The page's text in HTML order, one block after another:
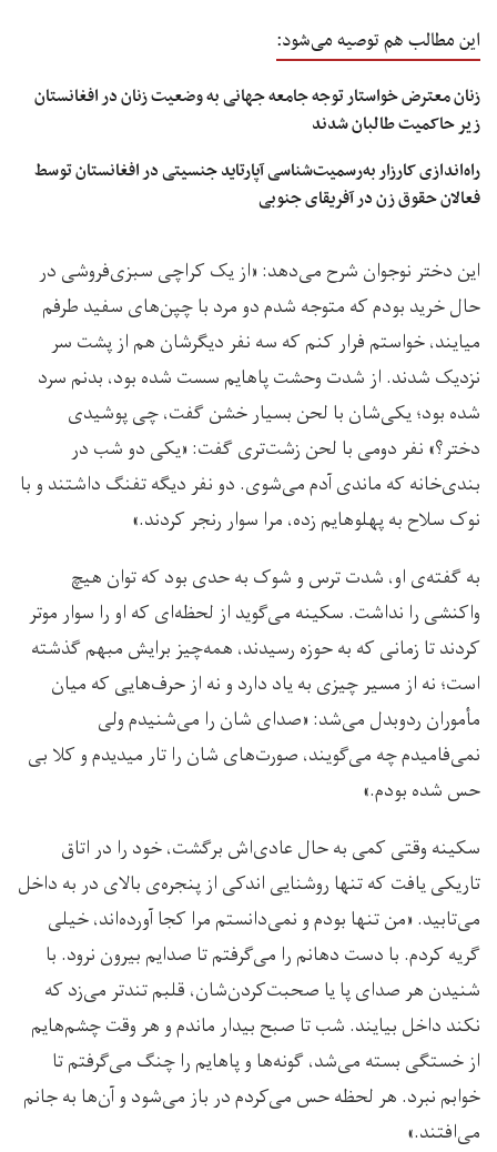
این مطالب هم توصیه می‌شود:
زنان معترض خواستار توجه جامعه جهانی به وضعیت زنان در افغانستان
زیر حاکمیت طالبان شدند
راه‌اندازی کارزار به‌رسمیت‌شناسی آپارتاید جنسیتی در افغانستان توسط
فعالان حقوق زن در آفریقای جنوبی
این دختر نوجوان شرح می‌دهد: «از یک کراچی سبزی‌فروشی در
حال خرید بودم که متوجه شدم دو مرد با چپن‌های سفید طرفم
میایند، خواستم فرار کنم که سه نفر دیگرشان هم از پشت سر
نزدیک شدند. از شدت وحشت پاهایم سست شده بود، بدنم سرد
شده بود؛ یکی‌شان با لحن بسیار خشن گفت، چی پوشیدی
دختر؟» نفر دومی با لحن زشت‌تری گفت: «یکی دو شب در
بندی‌خانه که ماندی آدم می‌شوی. دو نفر دیگه تفنگ داشتند و با
نوک سلاح به پهلوهایم زده، مرا سوار رنجر کردند.»
به گفته‌ی او، شدت ترس و شوک به حدی بود که توان هیچ
واکنشی را نداشت. سکینه می‌گوید از لحظه‌ای که او را سوار موتر
کردند تا زمانی که به حوزه رسیدند، همه‌چیز برایش مبهم گذشته
است؛ نه از مسیر چیزی به یاد دارد و نه از حرف‌هایی که میان
مأموران رد‌وبدل می‌شد: «صدای شان را می‌شنیدم ولی
نمی‌فامیدم چه می‌گویند، صورت‌های شان را تار میدیدم و کلا بی
حس شده بودم.»
سکینه وقتی کمی به حال عادی‌اش برگشت، خود را در اتاق
تاریکی یافت که تنها روشنایی اندکی از پنجره‌ی بالای در به داخل
می‌تابید. «من تنها بودم و نمی‌دانستم مرا کجا آورده‌اند، خیلی
گریه کردم. با دست دهانم را می‌گرفتم تا صدایم بیرون نرود. با
شنیدن هر صدای پا یا صحبت‌کردن‌شان، قلبم تندتر می‌زد که
نکند داخل بیایند. شب تا صبح بیدار ماندم و هر وقت چشم‌هایم
از خستگی بسته می‌شد، گونه‌ها و پاهایم را چنگ می‌گرفتم تا
خوابم نبرد. هر لحظه حس می‌کردم در باز می‌شود و آن‌ها به جانم
می‌افتند.»